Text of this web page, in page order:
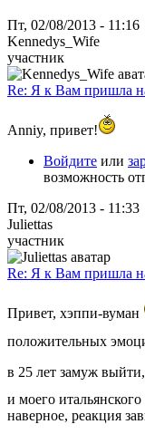
Пт, 02/08/2013 - 11:16
Kennedys_Wife
участник
Re: Я к Вам пришла
Anniy, привет!
Войдите или
возможность
Пт, 02/08/2013 - 11:33
Juliettas
участник
Re: Я к Вам пришла
Привет, хэппи-вуман
положительных
в 25 лет замуж
и моего
наверное, реакция